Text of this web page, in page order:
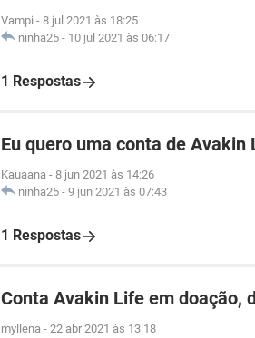
Vampi - 8 jul 2021 às 18:25
ninha25 - 10 jul 2021 às 06:17
1 Respostas
Eu quero uma conta de Avakin
Kauaana - 8 jun 2021 às 14:26
ninha25 - 9 jun 2021 às 07:43
1 Respostas
Conta Avakin Life em doação,
myllena - 22 abr 2021 às 13:18